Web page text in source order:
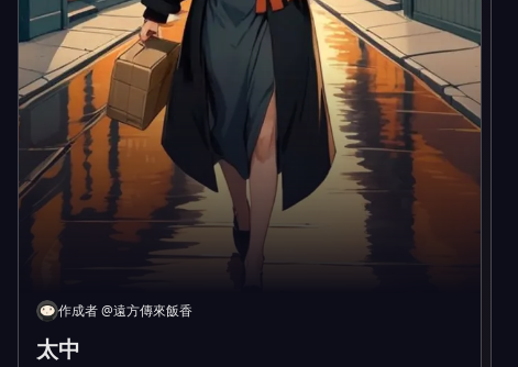
作成者@遠方傳來飯香
太中